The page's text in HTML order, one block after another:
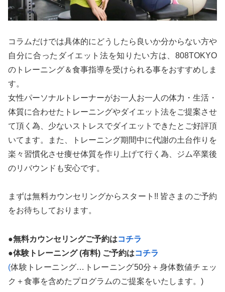
コラムだけでは具体的にどうしたら良いか分からない方や
自分に合ったダイエット法を知りたい方は、808TOKYO
のトレーニング＆食事指導を受けられる事をおすすめしま
す。
女性パーソナルトレーナーがお一人お一人の体力・生活・
体質に合わせたトレーニングやダイエット法をご提案させ
て頂く為、少ないストレスでダイエットできたとご好評頂
いてます。また、トレーニング期間中に代謝の土台作りを
楽々習慣化させ痩せ体質を作り上げて行く為、ジム卒業後
のリバウンドも安心です。
まずは無料カウンセリングからスタート!! 皆さまのご予約
をお待ちしております。
●無料カウンセリングご予約はコチラ
●体験トレーニング (有料) ご予約はコチラ
(体験トレーニング…トレーニング50分＋身体数値チェッ
ク＋食事を含めたプログラムのご提案をいたします。)